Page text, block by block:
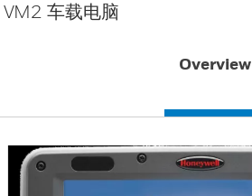
车载电脑
Overview